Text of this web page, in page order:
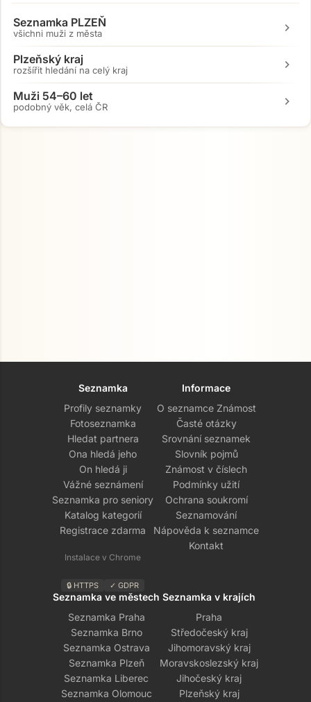
Seznamka PLZEŇ
všichni muži z města chevron_right
Plzeňský kraj
rozšířit hledání na celý kraj chevron_right
Muži 54–60 let
podobný věk, celá ČR chevron_right
Seznamka
Profily seznamky
Fotoseznamka
Hledat partnera
Ona hledá jeho
On hledá ji
Vážné seznámení
Seznamka pro seniory
Katalog kategorií
Registrace zdarma
Instalace v Chrome
🔒 HTTPS ✓ GDPR
Informace
O seznamce Známost
Časté otázky
Srovnání seznamek
Slovník pojmů
Známost v číslech
Podmínky užití
Ochrana soukromí
Seznamování
Nápověda k seznamce
Kontakt
Seznamka ve městech
Seznamka Praha
Seznamka Brno
Seznamka Ostrava
Seznamka Plzeň
Seznamka Liberec
Seznamka Olomouc
Seznamka v krajích
Praha
Středočeský kraj
Jihomoravský kraj
Moravskoslezský kraj
Jihočeský kraj
Plzeňský kraj